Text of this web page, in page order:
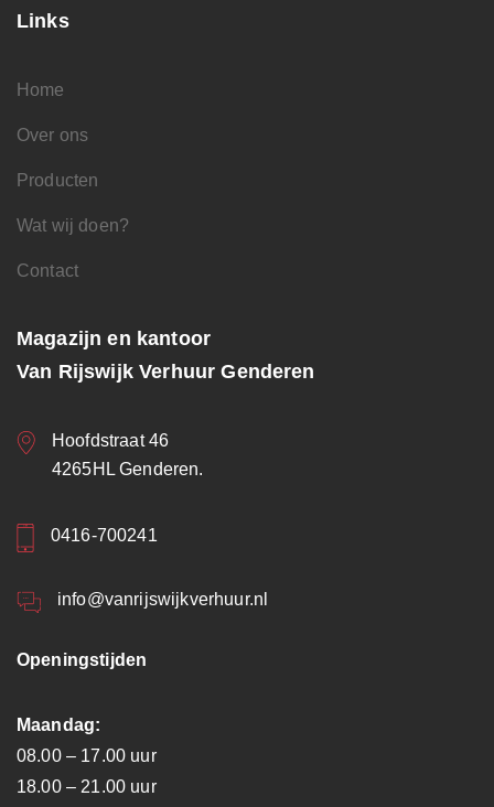
Links
Home
Over ons
Producten
Wat wij doen?
Contact
Magazijn en kantoor
Van Rijswijk Verhuur Genderen
Hoofdstraat 46
4265HL Genderen.
0416-700241
info@vanrijswijkverhuur.nl
Openingstijden
Maandag:
08.00 – 17.00 uur
18.00 – 21.00 uur